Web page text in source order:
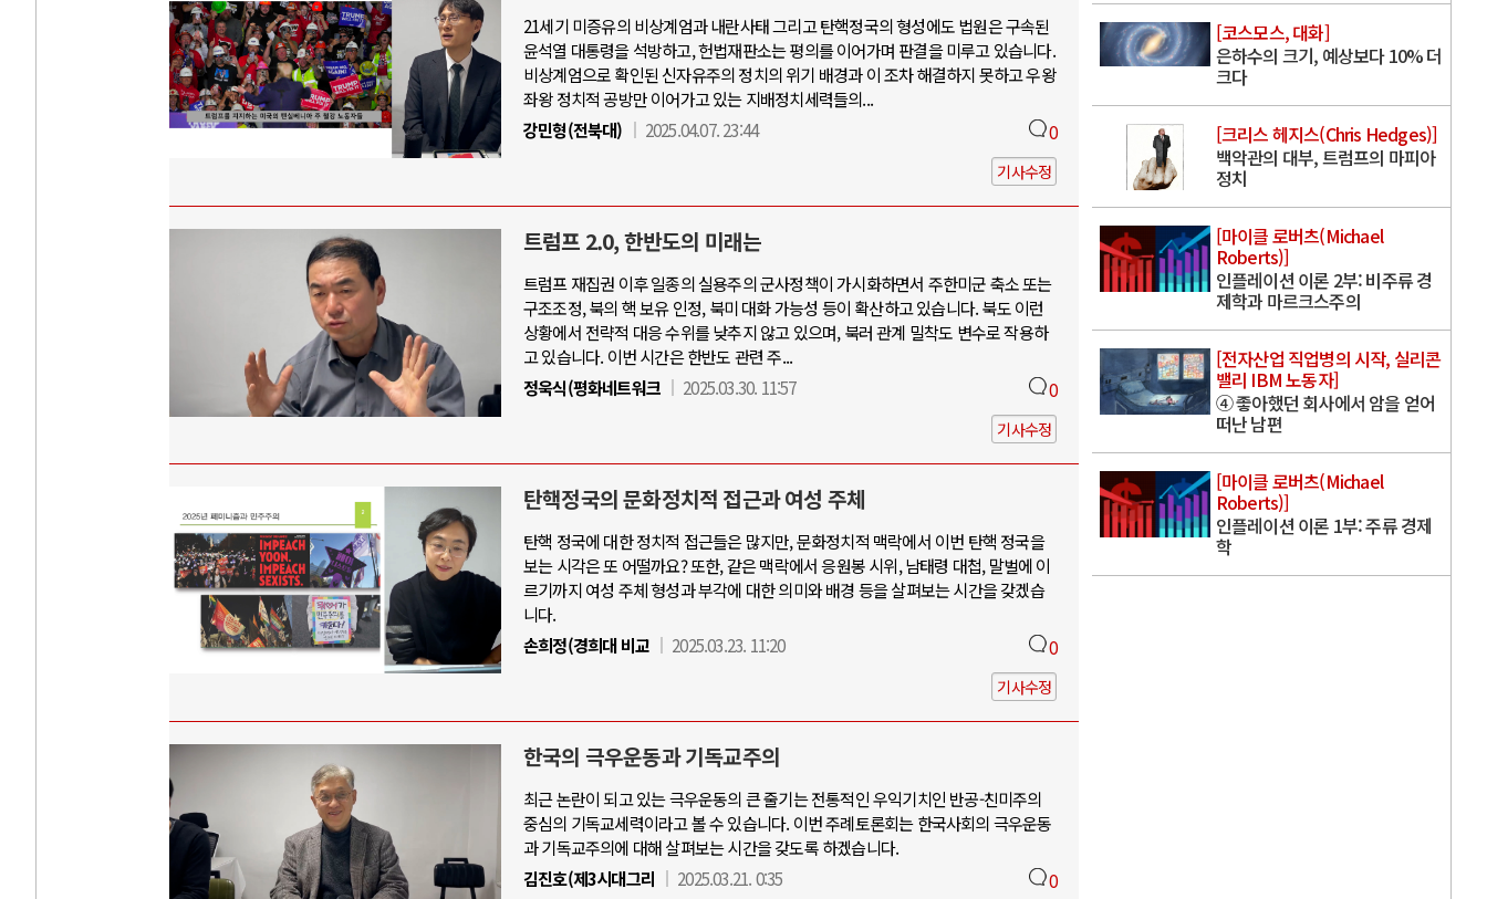
21세기 미증유의 비상계엄과 내란사태 그리고 탄핵정국의 형성에도 법원은 구속된
윤석열 대통령을 석방하고, 헌법재판소는 평의를 이어가며 판결을 미루고 있습니다.
비상계엄으로 확인된 신자유주의 정치의 위기 배경과 이 조차 해결하지 못하고 우왕
좌왕 정치적 공방만 이어가고 있는 지배정치세력들의...
강민형(전북대)
2025.04.07. 23:44 0
기사수정
트럼프 2.0, 한반도의 미래는
트럼프 재집권 이후 일종의 실용주의 군사정책이 가시화하면서 주한미군 축소 또는
구조조정, 북의 핵 보유 인정, 북미 대화 가능성 등이 확산하고 있습니다. 북도 이런
상황에서 전략적 대응 수위를 낮추지 않고 있으며, 북러 관계 밀착도 변수로 작용하
고 있습니다. 이번 시간은 한반도 관련 주...
정욱식(평화네트워크
2025.03.30. 11:57 0
기사수정
탄핵정국의 문화정치적 접근과 여성 주체
탄핵 정국에 대한 정치적 접근들은 많지만, 문화정치적 맥락에서 이번 탄핵 정국을
보는 시각은 또 어떨까요? 또한, 같은 맥락에서 응원봉 시위, 남태령 대첩, 말벌에 이
르기까지 여성 주체 형성과 부각에 대한 의미와 배경 등을 살펴보는 시간을 갖겠습
니다.
손희정(경희대 비교
2025.03.23. 11:20 0
기사수정
한국의 극우운동과 기독교주의
최근 논란이 되고 있는 극우운동의 큰 줄기는 전통적인 우익기치인 반공-친미주의
중심의 기독교세력이라고 볼 수 있습니다. 이번 주례토론회는 한국사회의 극우운동
과 기독교주의에 대해 살펴보는 시간을 갖도록 하겠습니다.
김진호(제3시대그리
2025.03.21. 0:35 0
[코스모스, 대화]
은하수의 크기, 예상보다 10% 더
크다
[크리스 헤지스(Chris Hedges)]
백악관의 대부, 트럼프의 마피아
정치
[마이클 로버츠(Michael
Roberts)]
인플레이션 이론 2부: 비주류 경
제학과 마르크스주의
[전자산업 직업병의 시작, 실리콘
밸리 IBM 노동자]
④ 좋아했던 회사에서 암을 얻어
떠난 남편
[마이클 로버츠(Michael
Roberts)]
인플레이션 이론 1부: 주류 경제
학